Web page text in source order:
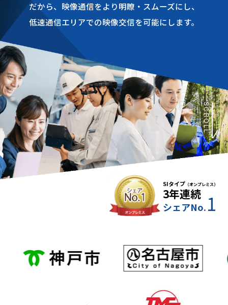
だから、映像通信をより明瞭・スムーズにし、
低速通信エリアでの映像交信を可能にします。
SIタイプ （オンプレミス）
3年連続
シェアNo.1
SCROLL